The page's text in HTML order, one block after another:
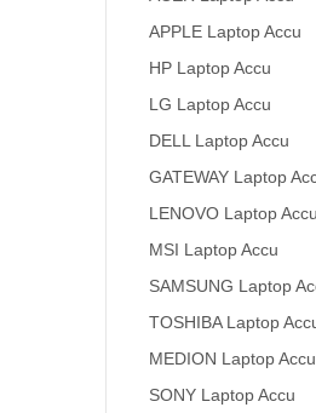
APPLE Laptop Accu
HP Laptop Accu
LG Laptop Accu
DELL Laptop Accu
GATEWAY Laptop
LENOVO Laptop Accu
MSI Laptop Accu
SAMSUNG Laptop
TOSHIBA Laptop
MEDION Laptop Accu
SONY Laptop Accu